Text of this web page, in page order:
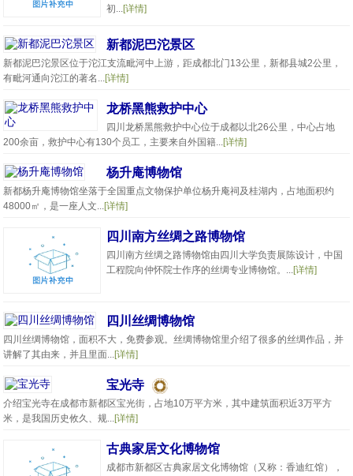
初...[详情]
新都泥巴沱景区
新都泥巴沱景区位于沱江支流毗河中上游，距成都北门13公里，新都县城2公里，
有毗河通向沱江的著名...[详情]
龙桥黑熊救护中心
四川龙桥黑熊救护中心位于成都以北26公里，中心占地
200余亩，救护中心有130个员工，主要来自外国籍...[详情]
杨升庵博物馆
新都杨升庵博物馆坐落于全国重点文物保护单位杨升庵祠及桂湖内，占地面积约
48000㎡，是一座人文...[详情]
四川南方丝绸之路博物馆
四川南方丝绸之路博物馆由四川大学负责展陈设计，中国
工程院向仲怀院士作序的丝绸专业博物馆。...[详情]
四川丝绸博物馆
四川丝绸博物馆，面积不大，免费参观。丝绸博物馆里介绍了很多的丝绸作品，并
讲解了其由来，并且里面...[详情]
宝光寺
介绍宝光寺在成都市新都区宝光街，占地10万平方米，其中建筑面积近3万平方
米，是我国历史攸久、规...[详情]
古典家居文化博物馆
成都市新都区古典家居文化博物馆（又称：香迪红馆），